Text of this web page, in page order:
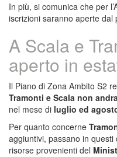
In più, si comunica che per
iscrizioni saranno aperte dal
A Scala e
aperto in
Il Piano di Zona Ambito S2
Tramonti e Scala non
nel mese di luglio ed
Per quanto concerne
aggiuntivi, passano in questi
risorse provenienti del